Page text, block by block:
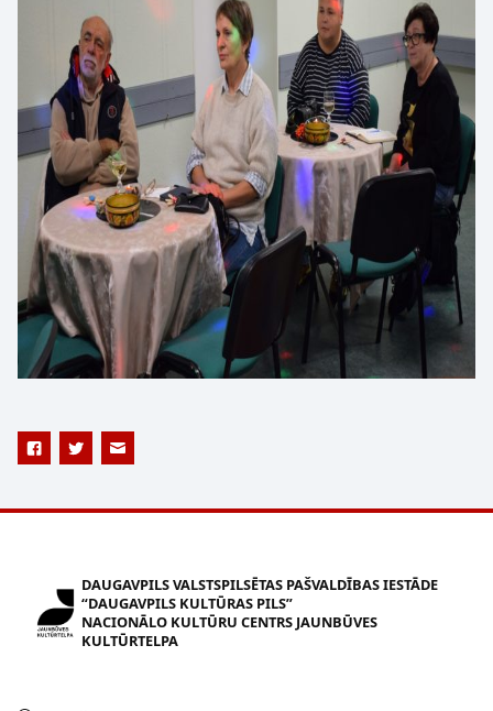
DAUGAVPILS VALSTSPILSĒTAS PAŠVALDĪBAS IESTĀDE
“DAUGAVPILS KULTŪRAS PILS”
NACIONĀLO KULTŪRU CENTRS JAUNBŪVES
KULTŪRTELPA